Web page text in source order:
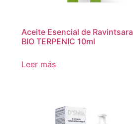
Aceite Esencial de Ravintsara
BIO TERPENIC 10ml
Leer más